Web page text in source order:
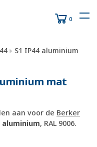
0
S1 IP44 aluminium
mat
aan voor de Berker
, RAL 9006.